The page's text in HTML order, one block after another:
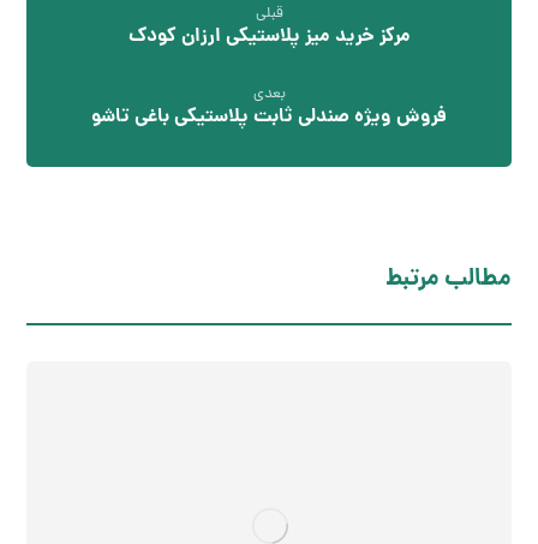
قبلی
مرکز خرید میز پلاستیکی ارزان کودک
بعدی
فروش ویژه صندلی ثابت پلاستیکی باغی تاشو
مطالب مرتبط